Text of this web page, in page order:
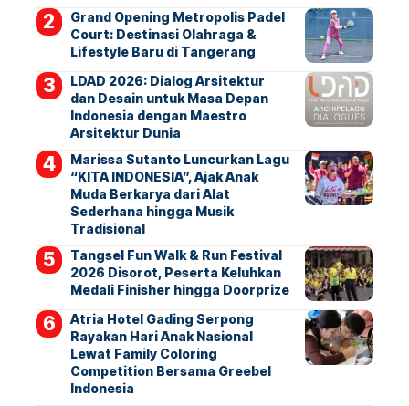
Grand Opening Metropolis Padel
Court: Destinasi Olahraga &
Lifestyle Baru di Tangerang
LDAD 2026: Dialog Arsitektur
dan Desain untuk Masa Depan
Indonesia dengan Maestro
Arsitektur Dunia
Marissa Sutanto Luncurkan Lagu
“KITA INDONESIA”, Ajak Anak
Muda Berkarya dari Alat
Sederhana hingga Musik
Tradisional
Tangsel Fun Walk & Run Festival
2026 Disorot, Peserta Keluhkan
Medali Finisher hingga Doorprize
Atria Hotel Gading Serpong
Rayakan Hari Anak Nasional
Lewat Family Coloring
Competition Bersama Greebel
Indonesia